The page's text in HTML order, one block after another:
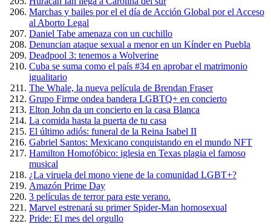
Marchas y bailes por el el día de Acción Global por el Acceso
al Aborto Legal
Daniel Tabe amenaza con un cuchillo
Denuncian ataque sexual a menor en un Kínder en Puebla
Deadpool 3: tenemos a Wolverine
Cuba se suma como el país #34 en aprobar el matrimonio
igualitario
The Whale, la nueva película de Brendan Fraser
Grupo Firme ondea bandera LGBTQ+ en concierto
Elton John da un concierto en la casa Blanca
La comida hasta la puerta de tu casa
El último adiós: funeral de la Reina Isabel II
Gabriel Santos: Mexicano conquistando en el mundo NFT
Hamilton Homofóbico: iglesia en Texas plagia el famoso
musical
¿La viruela del mono viene de la comunidad LGBT+?
Amazón Prime Day
3 películas de terror para este verano.
Marvel estrenará su primer Spider-Man homosexual
Pride: El mes del orgullo